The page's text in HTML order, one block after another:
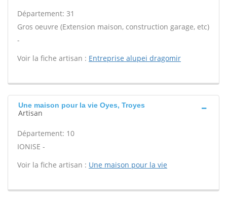
Département: 31
Gros oeuvre (Extension maison, construction garage, etc)
-
Voir la fiche artisan : Entreprise alupei dragomir
Une maison pour la vie Oyes, Troyes
Artisan
Département: 10
IONISE -
Voir la fiche artisan : Une maison pour la vie